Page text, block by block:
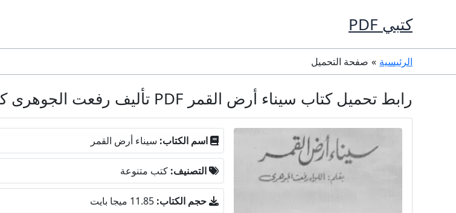
كتبي PDF
الرئيسية صفحة التحميل
رابط تحميل كتاب سيناء أرض القمر PDF تأليف رفعت الجوهرى كامل مجانا
اسم الكتاب: سيناء أرض القمر
التصنيف: كتب متنوعة
حجم الكتاب: 11.85 ميجا بايت